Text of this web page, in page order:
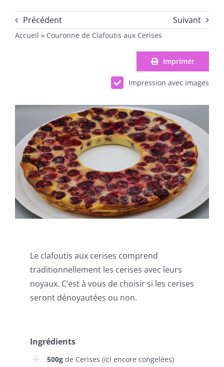
Précédent Suivant
Accueil » Couronne de Clafoutis aux Cerises
Imprimer
Impression avec images
Le clafoutis aux cerises comprend
traditionnellement les cerises avec leurs
noyaux. C’est à vous de choisir si les cerises
seront dénoyautées ou non.
Ingrédients
500gde Cerises (ici encore congelées)